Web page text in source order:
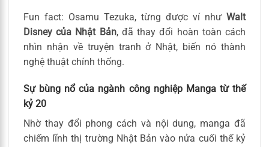
Fun fact: Osamu Tezuka, từng được ví như Walt
Disney của Nhật Bản, đã thay đổi hoàn toàn cách
nhìn nhận về truyện tranh ở Nhật, biến nó thành
nghệ thuật chính thống.
Sự bùng nổ của ngành công nghiệp Manga từ thế
kỷ 20
Nhờ thay đổi phong cách và nội dung, manga đã
chiếm lĩnh thị trường Nhật Bản vào nửa cuối thế kỷ